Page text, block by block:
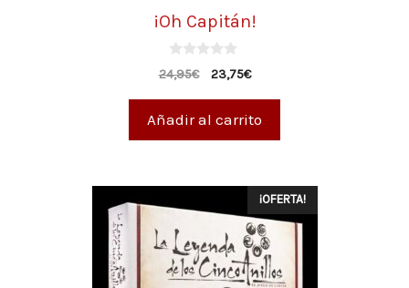
¡Oh Capitán!
0
d
24,95€ 23,75€
Añadir al carrito
¡OFERTA!